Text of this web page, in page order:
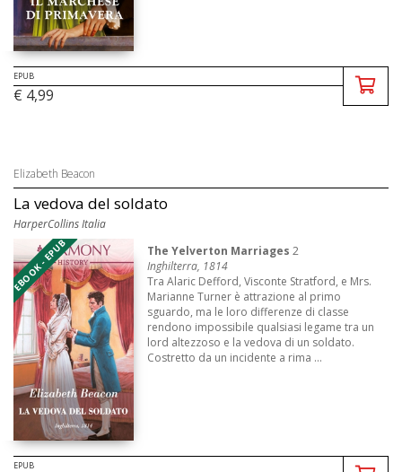
EPUB
€ 4,99
Elizabeth Beacon
La vedova del soldato
HarperCollins Italia
EBOOK - EPUB The Yelverton Marriages 2
Inghilterra, 1814
Tra Alaric Defford, Visconte Stratford, e Mrs.
Marianne Turner è attrazione al primo
sguardo, ma le loro differenze di classe
rendono impossibile qualsiasi legame tra un
lord altezzoso e la vedova di un soldato.
Costretto da un incidente a rima ...
EPUB